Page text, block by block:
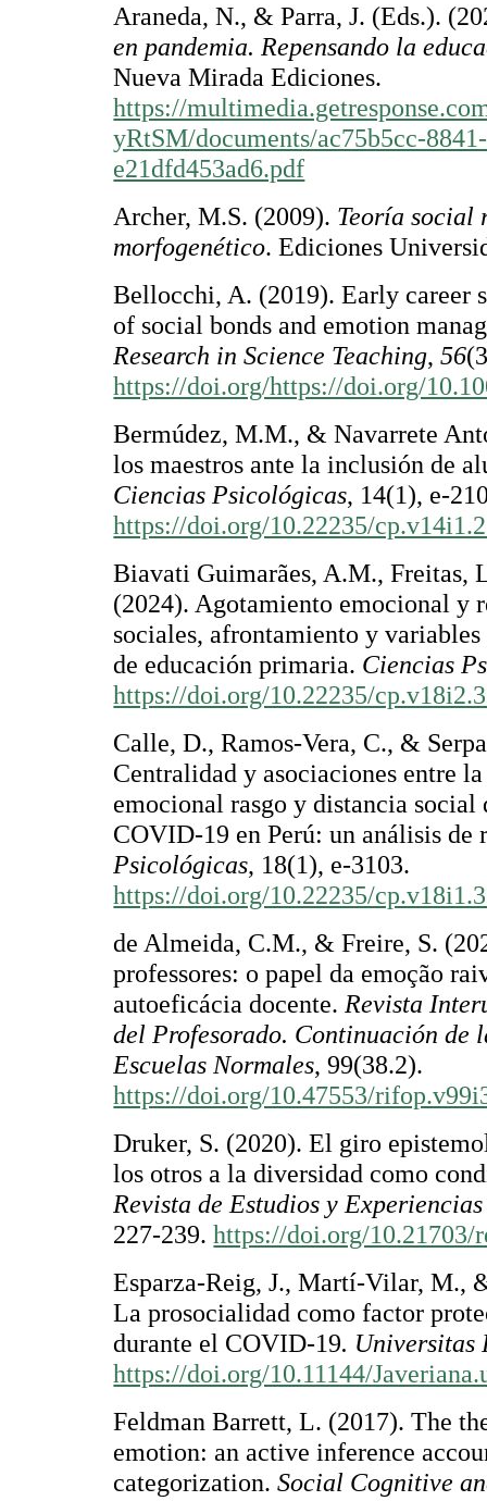
Araneda, N., & Parra, J. (Eds.).
en pandemia. Repensando la
Nueva Mirada Ediciones.
https://
yRtSM/documents/ac75b5cc-
e21dfd453ad6.pdf
Archer, M.S. (2009). Teoría social
morfogenético. Ediciones
Bellocchi, A. (2019). Early career
of social bonds and emotion
Research in Science Teaching, 56
https://doi.org/https://doi.org/
Bermúdez, M.M., & Navarrete
los maestros ante la inclusión de
Ciencias Psicológicas, 14(1), e-
https://doi.org/10.22235/
Biavati Guimarães, A.M., Freitas,
(2024). Agotamiento emocional y
sociales, afrontamiento y
de educación primaria. Ciencias
https://doi.org/10.22235/
Calle, D., Ramos-Vera, C., &
Centralidad y asociaciones entre
emocional rasgo y distancia social
COVID-19 en Perú: un análisis de
Psicológicas, 18(1), e-3103.
https://doi.org/10.22235/
de Almeida, C.M., & Freire, S.
professores: o papel da emoção
autoeficácia docente.Revista
del Profesorado. Continuación de
Escuelas Normales, 99(38.2).
https://doi.org/10.47553/
Druker, S. (2020). El giro
los otros a la diversidad como
Revista de Estudios y
227-239.https://doi.org/10.21703/
Esparza-Reig, J., Martí-Vilar, M.,
La prosocialidad como factor
durante el COVID-19. Universitas
https://doi.org/10.11144/
Feldman Barrett, L. (2017). The
emotion: an active inference
categorization.Social Cognitive